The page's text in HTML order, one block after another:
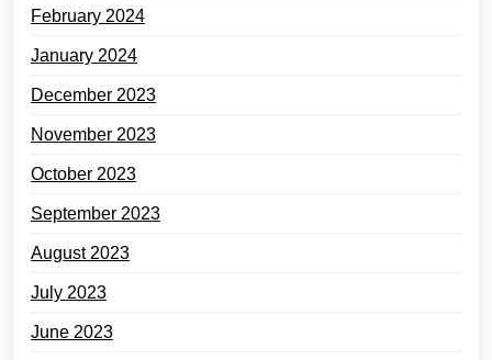
February 2024
January 2024
December 2023
November 2023
October 2023
September 2023
August 2023
July 2023
June 2023